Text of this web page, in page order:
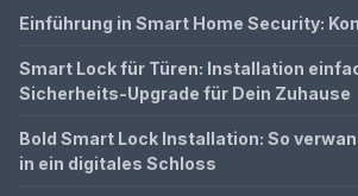
Einführung in Smart Home Security:
Smart Lock für Türen: Installation
Sicherheits-Upgrade für Dein Zuhause
Bold Smart Lock Installation: So
in ein digitales Schloss